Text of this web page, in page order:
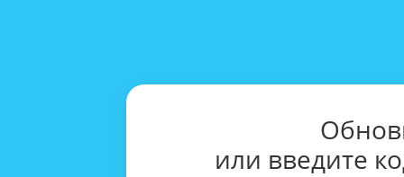
или введите